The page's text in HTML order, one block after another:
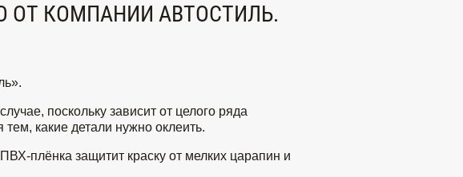
ОТ КОМПАНИИ АВТОСТИЛЬ.
поскольку зависит от целого ряда
какие детали нужно оклеить.
плёнка защитит краску от мелких царапин и